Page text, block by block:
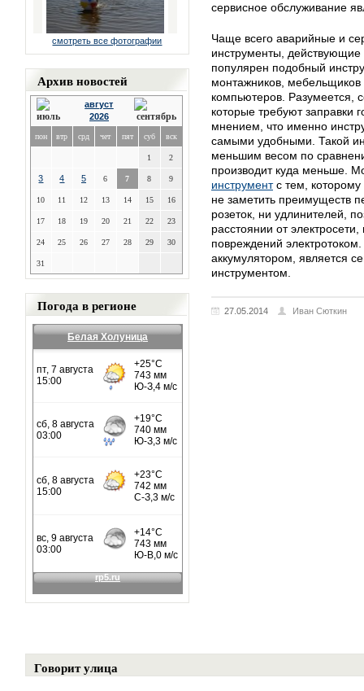
смотреть все фотографии
Архив новостей
август
2026
пон втр срд чет пят суб вск
1 2
3 4 5 6 7 8 9
10 11 12 13 14 15 16
17 18 19 20 21 22 23
24 25 26 27 28 29 30
31
Погода в регионе
Белая Холуница
сервисное обслуживание
Чаще всего аварийные и
инструменты,
популярен подобный
монтажников, мебельщиков
компьютеров. Разумеется,
которые требуют заправки
мнением, что именно
самыми удобными. Такой
меньшим весом по
производит куда меньше.
инструментс тем, которому
не заметить преимуществ
розеток, ни удлинителей,
расстоянии от
повреждений
аккумулятором, является
инструментом.
27.05.2014 Иван Сюткин
Говорит улица